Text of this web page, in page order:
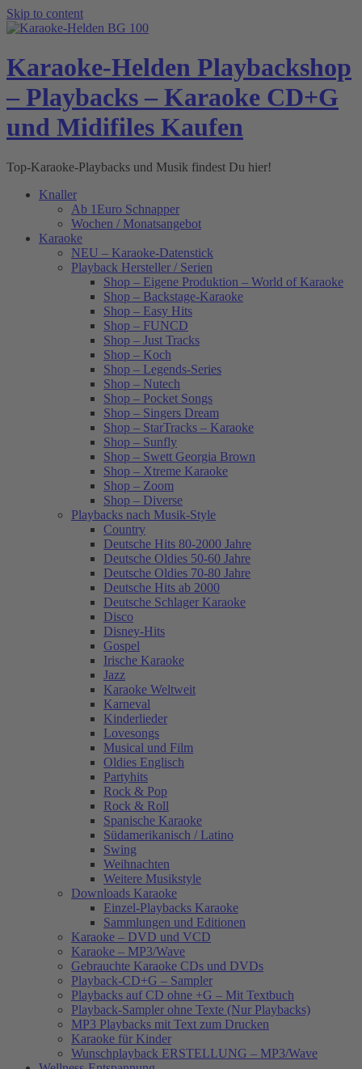
Skip to content
Karaoke-Helden Playbackshop
– Playbacks – Karaoke CD+G
und Midifiles Kaufen
Top-Karaoke-Playbacks und Musik findest Du hier!
Knaller
Ab 1Euro Schnapper
Wochen / Monatsangebot
Karaoke
NEU – Karaoke-Datenstick
Playback Hersteller / Serien
Shop – Eigene Produktion – World of Karaoke
Shop – Backstage-Karaoke
Shop – Easy Hits
Shop – FUNCD
Shop – Just Tracks
Shop – Koch
Shop – Legends-Series
Shop – Nutech
Shop – Pocket Songs
Shop – Singers Dream
Shop – StarTracks – Karaoke
Shop – Sunfly
Shop – Swett Georgia Brown
Shop – Xtreme Karaoke
Shop – Zoom
Shop – Diverse
Playbacks nach Musik-Style
Country
Deutsche Hits 80-2000 Jahre
Deutsche Oldies 50-60 Jahre
Deutsche Oldies 70-80 Jahre
Deutsche Hits ab 2000
Deutsche Schlager Karaoke
Disco
Disney-Hits
Gospel
Irische Karaoke
Jazz
Karaoke Weltweit
Karneval
Kinderlieder
Lovesongs
Musical und Film
Oldies Englisch
Partyhits
Rock & Pop
Rock & Roll
Spanische Karaoke
Südamerikanisch / Latino
Swing
Weihnachten
Weitere Musikstyle
Downloads Karaoke
Einzel-Playbacks Karaoke
Sammlungen und Editionen
Karaoke – DVD und VCD
Karaoke – MP3/Wave
Gebrauchte Karaoke CDs und DVDs
Playback-CD+G – Sampler
Playbacks auf CD ohne +G – Mit Textbuch
Playback-Sampler ohne Texte (Nur Playbacks)
MP3 Playbacks mit Text zum Drucken
Karaoke für Kinder
Wunschplayback ERSTELLUNG – MP3/Wave